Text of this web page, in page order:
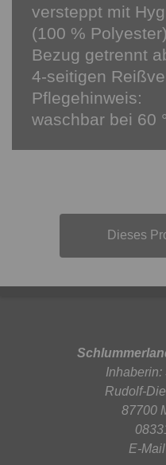
versteppt mit
(100 %
Bezug getrennt
4-seitigen
Pflegehinweis:
waschbar bei 60
Dieses
Inhaberin:
Rudolf-
87700
E-